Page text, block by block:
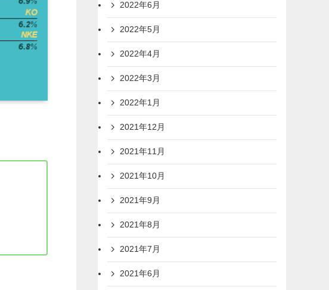
2022年6月
2022年5月
2022年4月
2022年3月
2022年1月
2021年12月
2021年11月
2021年10月
2021年9月
2021年8月
2021年7月
2021年6月